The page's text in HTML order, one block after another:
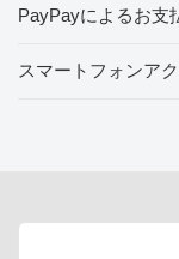
PayPayによるお支
スマートフォンア